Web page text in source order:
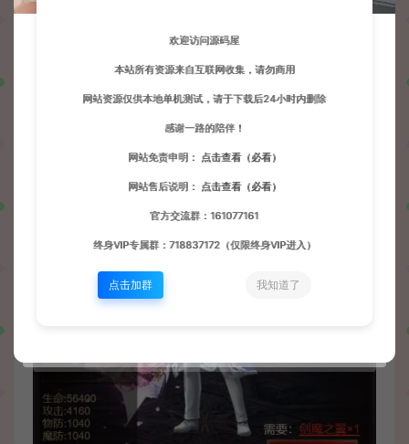
欢迎访问源码屋
本站所有资源来自互联网收集，请勿商用
网站资源仅供本地单机测试，请于下载后24小时内删除
感谢一路的陪伴！
网站免责申明： 点击查看（必看）
网站售后说明： 点击查看（必看）
官方交流群：161077161
终身VIP专属群：718837172（仅限终身VIP进入）
点击加群 我知道了